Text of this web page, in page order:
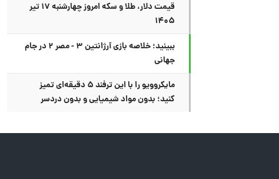
قیمت دلار، طلا و سکه امروز چهارشنبه ۱۷ تیر
۱۴۰۵
ببینید؛ خلاصه بازی آرژانتین ۳ - مصر ۲ در جام
جهانی
مایکروویو را با این ترفند ۵ دقیقه‌ای تمیز
کنید؛ بدون مواد شیمیایی و بدون دردسر